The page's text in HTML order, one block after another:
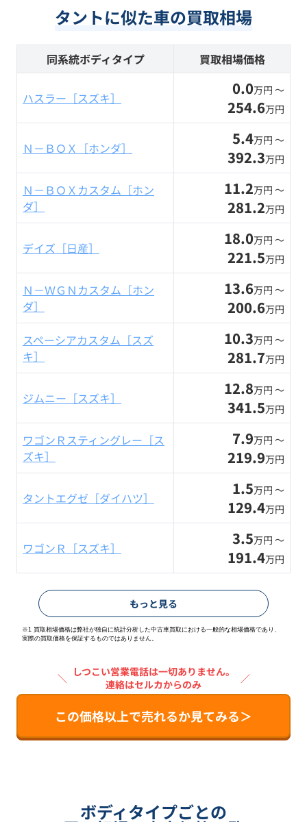
タントに似た車の買取相場
同系統ボディタイプ 買取相場価格
ハスラー［スズキ］ 0.0万円 〜
254.6万円
Ｎ－ＢＯＸ［ホンダ］ 5.4万円 〜
392.3万円
Ｎ－ＢＯＸカスタム［ホン
ダ］
11.2万円 〜
281.2万円
デイズ［日産］ 18.0万円 〜
221.5万円
Ｎ－ＷＧＮカスタム［ホン
ダ］
13.6万円 〜
200.6万円
スペーシアカスタム［スズ
キ］
10.3万円 〜
281.7万円
ジムニー［スズキ］ 12.8万円 〜
341.5万円
ワゴンＲスティングレー［ス
ズキ］
7.9万円 〜
219.9万円
タントエグゼ［ダイハツ］ 1.5万円 〜
129.4万円
ワゴンＲ［スズキ］ 3.5万円 〜
191.4万円
もっと見る
※1 買取相場価格は弊社が独自に統計分析した中古車買取における一般的な相場価格であり、
実際の買取価格を保証するものではありません。
＼
しつこい営業電話は一切ありません。
連絡はセルカからのみ
／
この価格以上で売れるか見てみる＞
ボディタイプごとの